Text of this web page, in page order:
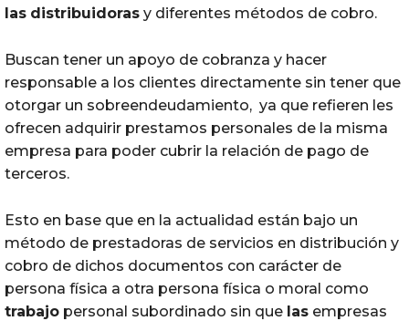
las distribuidoras y diferentes métodos de cobro.
Buscan tener un apoyo de cobranza y hacer
responsable a los clientes directamente sin tener que
otorgar un sobreendeudamiento, ya que refieren les
ofrecen adquirir prestamos personales de la misma
empresa para poder cubrir la relación de pago de
terceros.
Esto en base que en la actualidad están bajo un
método de prestadoras de servicios en distribución y
cobro de dichos documentos con carácter de
persona física a otra persona física o moral como
trabajo personal subordinado sin que las empresas